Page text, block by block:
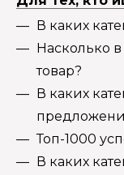
В каких
Насколько
товар?
В каких
Топ-1000
В каких